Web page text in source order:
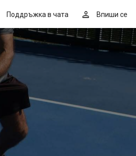
person Впиши се
Поддръжка в чата